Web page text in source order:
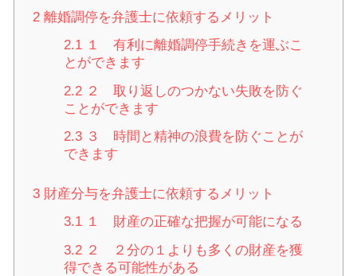
2 離婚調停を弁護士に依頼するメリット
2.1 １ 有利に離婚調停手続きを運ぶこ
とができます
2.2 ２ 取り返しのつかない失敗を防ぐ
ことができます
2.3 ３ 時間と精神の浪費を防ぐことが
できます
3 財産分与を弁護士に依頼するメリット
3.1 １ 財産の正確な把握が可能になる
3.2 ２ ２分の１よりも多くの財産を獲
得できる可能性がある